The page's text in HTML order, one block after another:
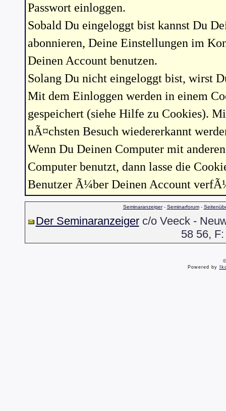
Passwort einloggen.
Sobald Du eingeloggt bist kannst Du
abonnieren, Deine Einstellungen im
Deinen Account benutzen.
Solang Du nicht eingeloggt bist, wirst
Mit dem Einloggen werden in einem
gespeichert (siehe Hilfe zu Cookies).
nÃ¤chsten Besuch wiedererkannt
Wenn Du Deinen Computer mit
Computer benutzt, dann lasse die
Benutzer Ã¼ber Deinen Account
Seminaranzeiger- Seminarforum-
Der Seminaranzeigerc/o Veeck -
58 56,
Powered by